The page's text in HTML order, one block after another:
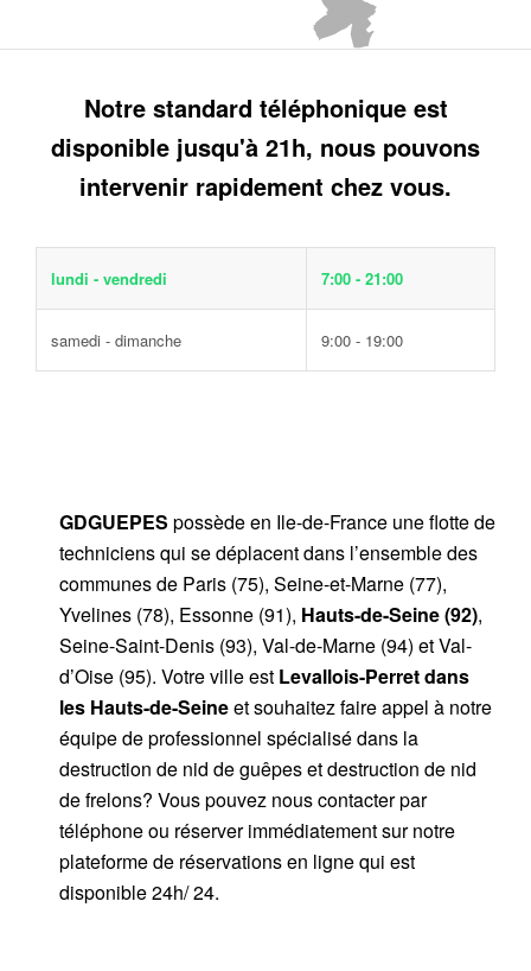
Notre standard téléphonique est
disponible jusqu'à 21h, nous pouvons
intervenir rapidement chez vous.
lundi - vendredi 7:00 - 21:00
samedi - dimanche 9:00 - 19:00
GDGUEPES possède en Ile-de-France une flotte de
techniciens qui se déplacent dans l’ensemble des
communes de Paris (75), Seine-et-Marne (77),
Yvelines (78), Essonne (91), Hauts-de-Seine (92),
Seine-Saint-Denis (93), Val-de-Marne (94) et Val-
d’Oise (95). Votre ville est Levallois-Perretdans
les Hauts-de-Seineet souhaitez faire appel à notre
équipe de professionnel spécialisé dans la
destruction de nid de guêpes et destruction de nid
de frelons? Vous pouvez nous contacter par
téléphone ou réserver immédiatement sur notre
plateforme de réservations en ligne qui est
disponible 24h/ 24.